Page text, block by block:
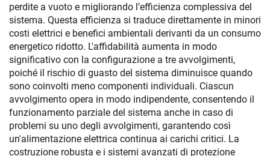
perdite a vuoto e migliorando l’efficienza complessiva del
sistema. Questa efficienza si traduce direttamente in minori
costi elettrici e benefici ambientali derivanti da un consumo
energetico ridotto. L'affidabilità aumenta in modo
significativo con la configurazione a tre avvolgimenti,
poiché il rischio di guasto del sistema diminuisce quando
sono coinvolti meno componenti individuali. Ciascun
avvolgimento opera in modo indipendente, consentendo il
funzionamento parziale del sistema anche in caso di
problemi su uno degli avvolgimenti, garantendo così
un'alimentazione elettrica continua ai carichi critici. La
costruzione robusta e i sistemi avanzati di protezione